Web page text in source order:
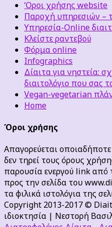
‘Οροι χρήσης website
Παροχή υπηρεσιών –
Υπηρεσία-Online
Κλείστε ραντεβού
Φόρμα online
Infographics
Δίαιτα για νηστεία:
διαιτολόγιο που σας
Vegan-vegetarian
Home
Όροι χρήσης
Απαγορεύεται
δεν τηρεί τους όρους
παρουσία ενεργού link από
προς την σελίδα του
τα φιλικά ιστολόγια της
Copyright 2013-2017 ©
ιδιοκτησία | Νεστορή